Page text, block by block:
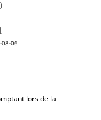
06
lors de la